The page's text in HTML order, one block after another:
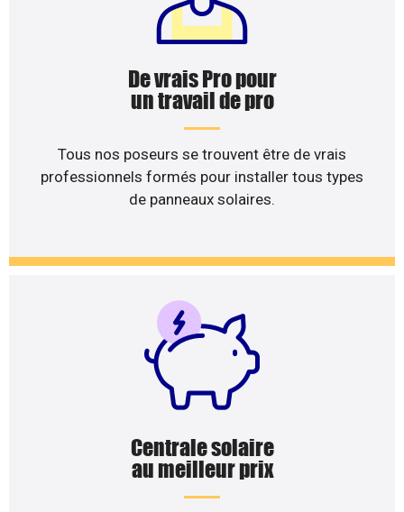
De vrais Pro pour
un travail de pro
Tous nos poseurs se trouvent être de vrais
professionnels formés pour installer tous types
de panneaux solaires.
Centrale solaire
au meilleur prix